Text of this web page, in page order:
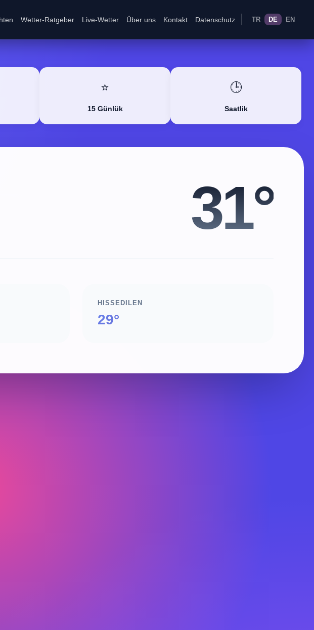
Wetter-Ratgeber Live-Wetter Über uns Kontakt Datenschutz TR DE EN
⭐
15 Günlük
🕒
Saatlik
31°
HISSEDILEN
29°